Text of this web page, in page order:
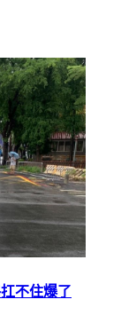
不住爆了